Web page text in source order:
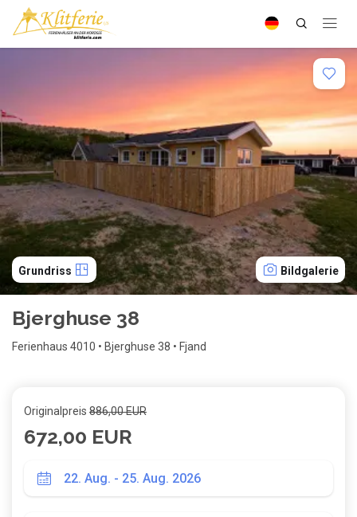
Grundriss Bildgalerie
Bjerghuse 38
Ferienhaus 4010 • Bjerghuse 38 • Fjand
Originalpreis 886,00 EUR
672,00 EUR